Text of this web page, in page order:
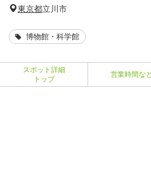
東京都立川市
博物館・科学館
スポット詳細
トップ
営業時間な